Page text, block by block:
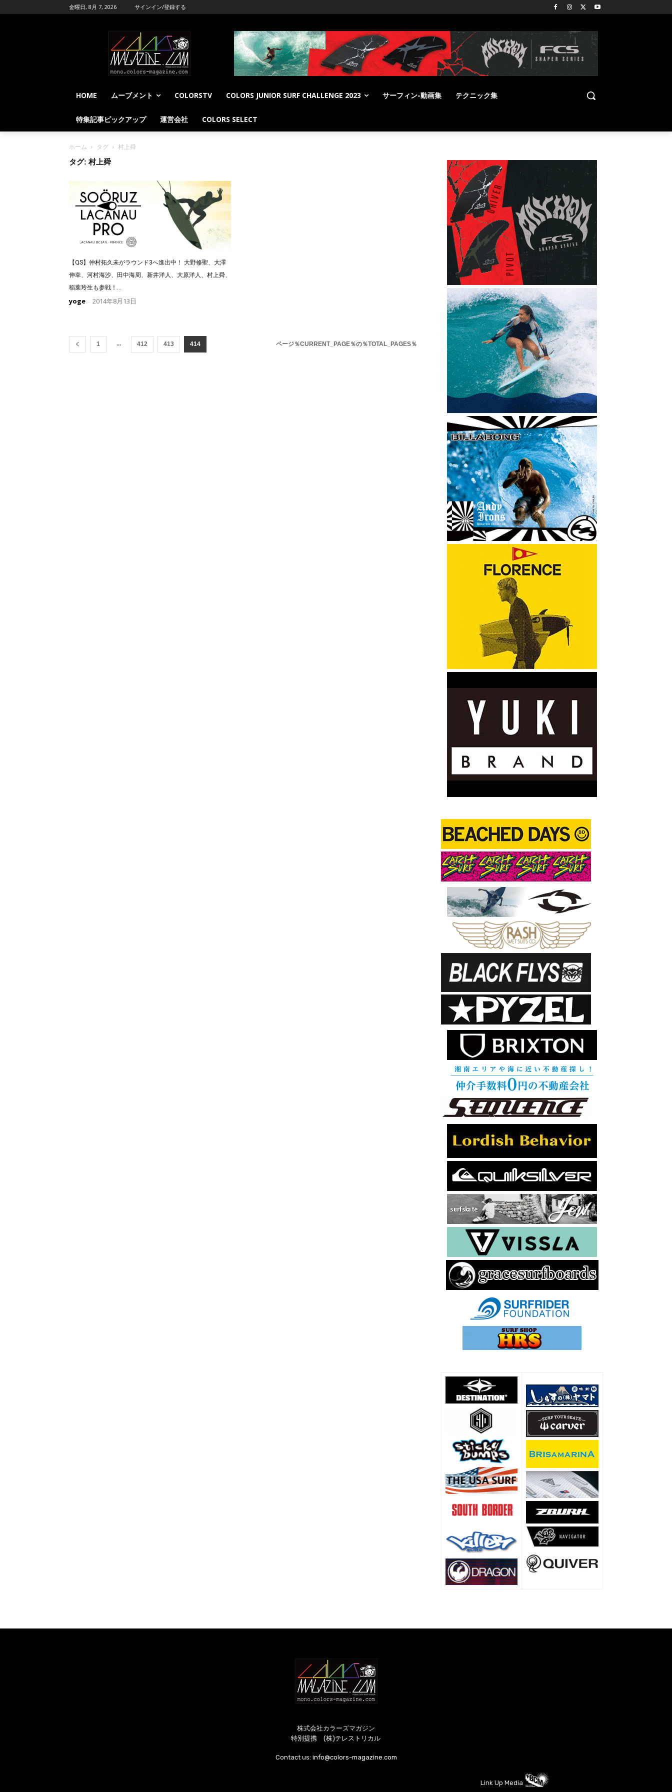
金曜日, 8月 7, 2026 サインイン/登録する
HOME ムーブメント COLORSTV COLORS JUNIOR SURF CHALLENGE 2023 サーフィン-動画集 テクニック集
特集記事ピックアップ 運営会社 COLORS SELECT
ホーム タグ
村上舜
タグ: 村上舜
【QS】仲村拓久未がラウンド3へ進出中！ 大野修聖、大澤
伸幸、河村海沙、田中海周、新井洋人、大原洋人、村上舜、
稲葉玲生も参戦！...
yoge - 2014年8月13日
1 ... 412 413 414 ページ％CURRENT_PAGE％の％TOTAL_PAGES％
株式会社カラーズマガジン
特別提携 (株)テレストリカル
Contact us: info@colors-magazine.com
Link Up Media